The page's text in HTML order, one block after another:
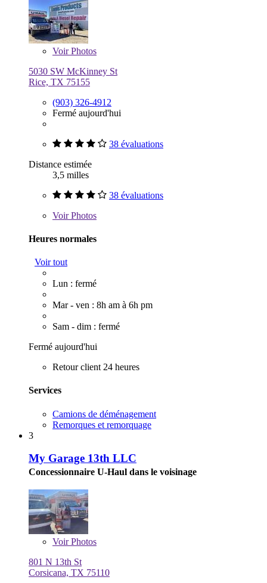
VoirPhotos
5030 SW McKinney St
Rice, TX 75155
(903) 326-4912
Fermé aujourd'hui
38 évaluations
Distance estimée
3,5 milles
38 évaluations
VoirPhotos
Heures normales
Voir tout
Lun : fermé
Mar - ven : 8h am à 6h pm
Sam - dim : fermé
Fermé aujourd'hui
Retour client 24 heures
Services
Camions de déménagement
Remorques et remorquage
3
My Garage 13th LLC
Concessionnaire U-Haul dans le voisinage
VoirPhotos
801 N 13th St
Corsicana, TX 75110